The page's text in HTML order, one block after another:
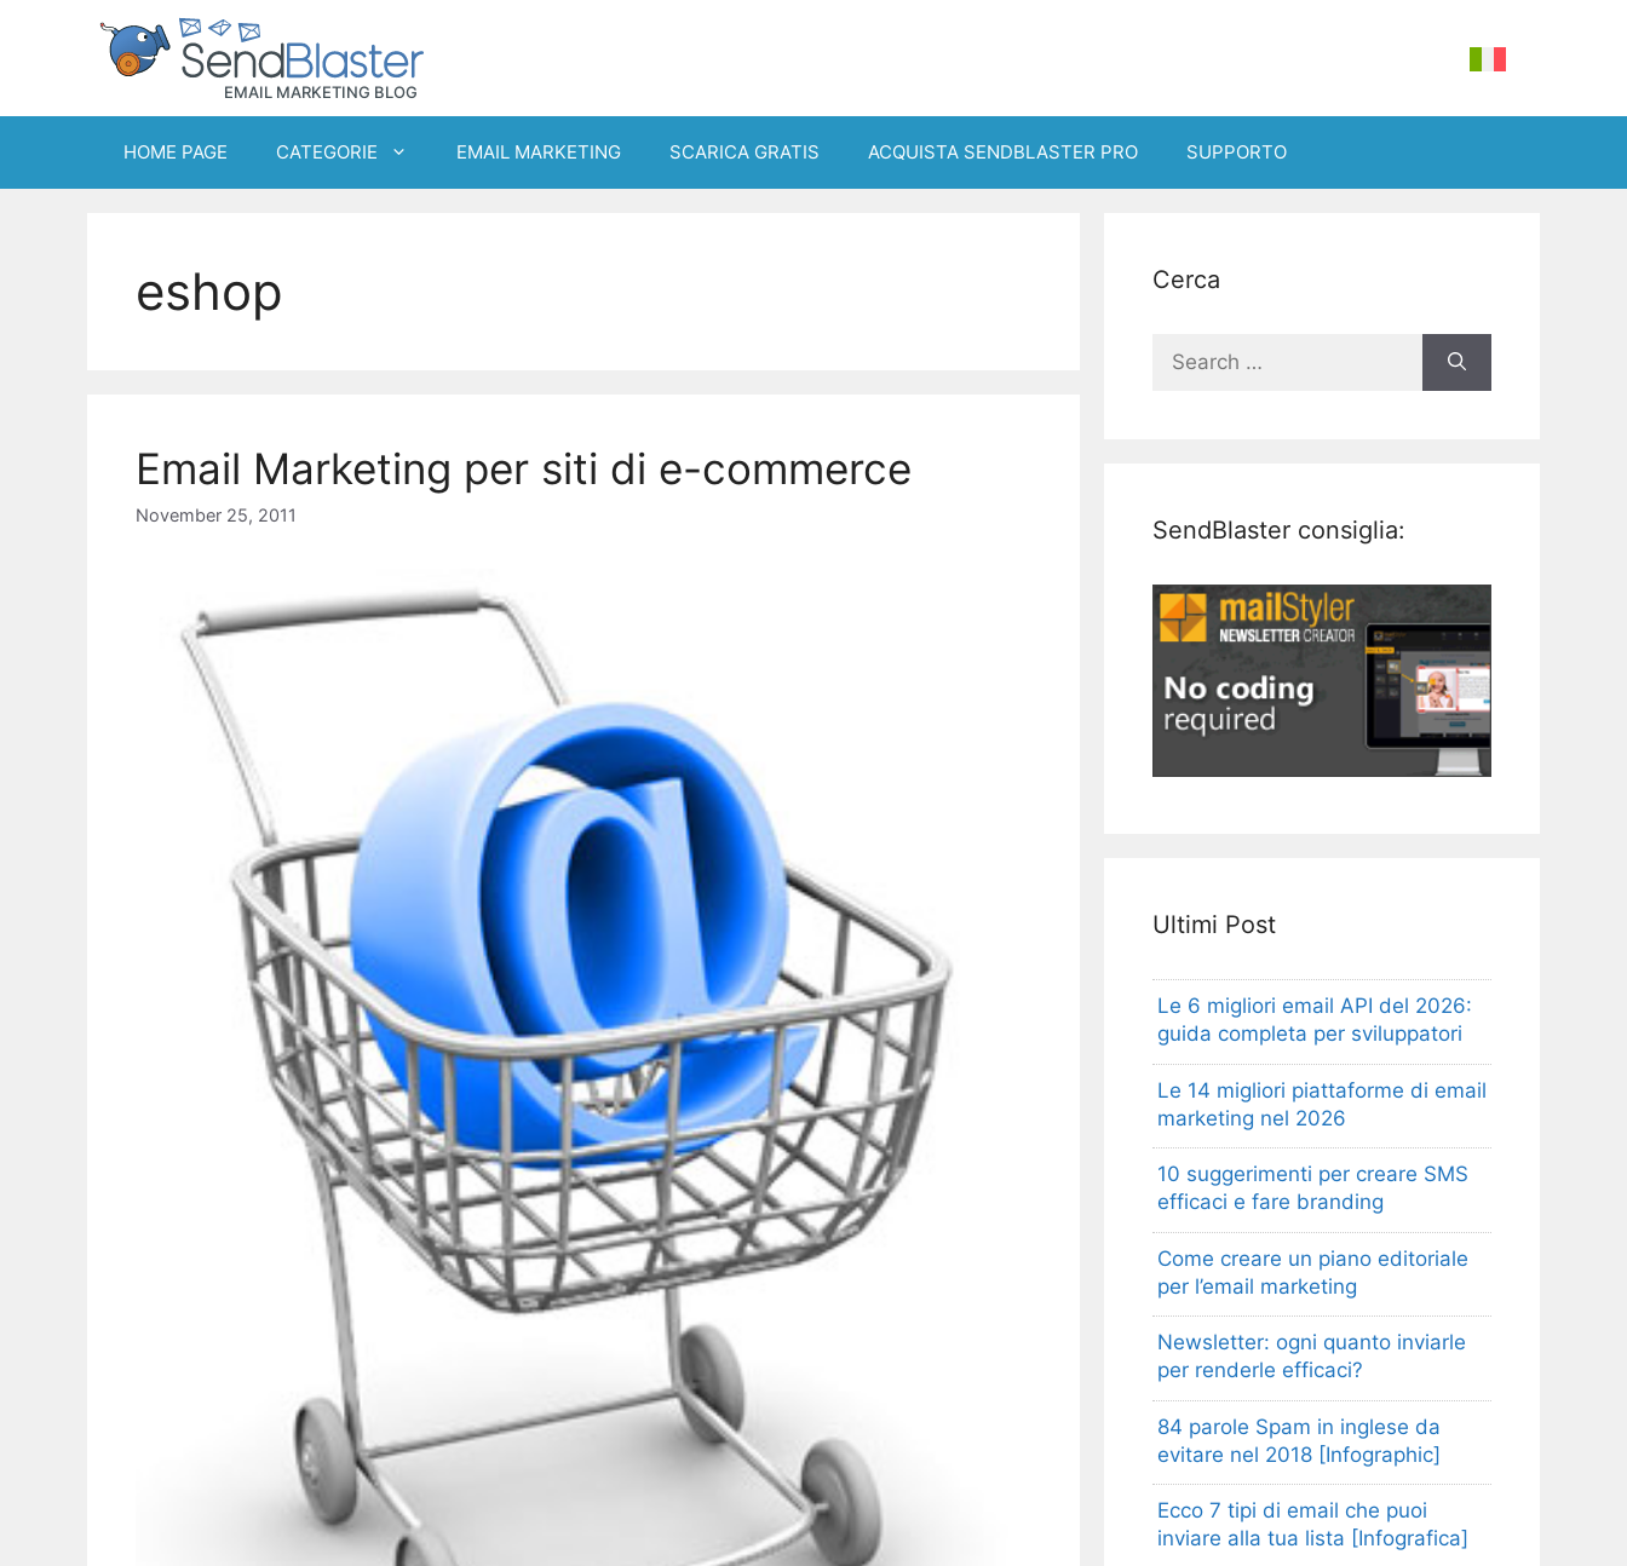
HOME PAGE CATEGORIE EMAIL MARKETING SCARICA GRATIS ACQUISTA SENDBLASTER PRO SUPPORTO
eshop
Email Marketing per siti di e-commerce
November 25, 2011
Cerca
Search
SendBlaster consiglia:
Ultimi Post
Le 6 migliori email API del 2026:
guida completa per sviluppatori
Le 14 migliori piattaforme di email
marketing nel 2026
10 suggerimenti per creare SMS
efficaci e fare branding
Come creare un piano editoriale
per l’email marketing
Newsletter: ogni quanto inviarle
per renderle efficaci?
84 parole Spam in inglese da
evitare nel 2018 [Infographic]
Ecco 7 tipi di email che puoi
inviare alla tua lista [Infografica]